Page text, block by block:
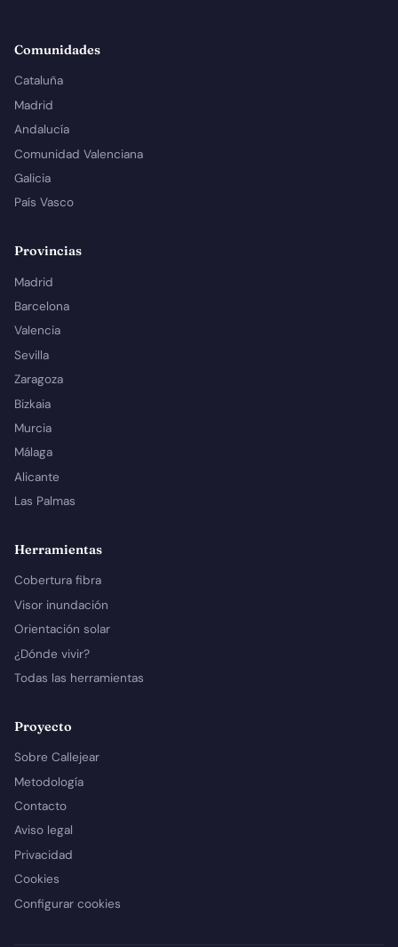
Comunidades
Cataluña
Madrid
Andalucía
Comunidad Valenciana
Galicia
País Vasco
Provincias
Madrid
Barcelona
Valencia
Sevilla
Zaragoza
Bizkaia
Murcia
Málaga
Alicante
Las Palmas
Herramientas
Cobertura fibra
Visor inundación
Orientación solar
¿Dónde vivir?
Todas las herramientas
Proyecto
Sobre Callejear
Metodología
Contacto
Aviso legal
Privacidad
Cookies
Configurar cookies